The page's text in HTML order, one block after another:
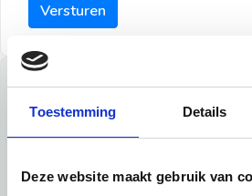
Toestemming Details
Deze website maakt gebruik van
Versturen
Tips
Tip 1: